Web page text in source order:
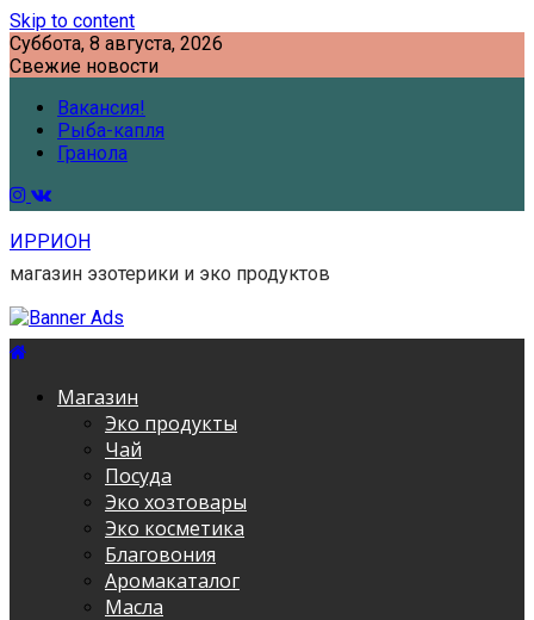
Skip to content
Суббота, 8 августа, 2026
Свежие новости
Вакансия!
Рыба-капля
Гранола
ИРРИОН
магазин эзотерики и эко продуктов
Магазин
Эко продукты
Чай
Посуда
Эко хозтовары
Эко косметика
Благовония
Аромакаталог
Масла